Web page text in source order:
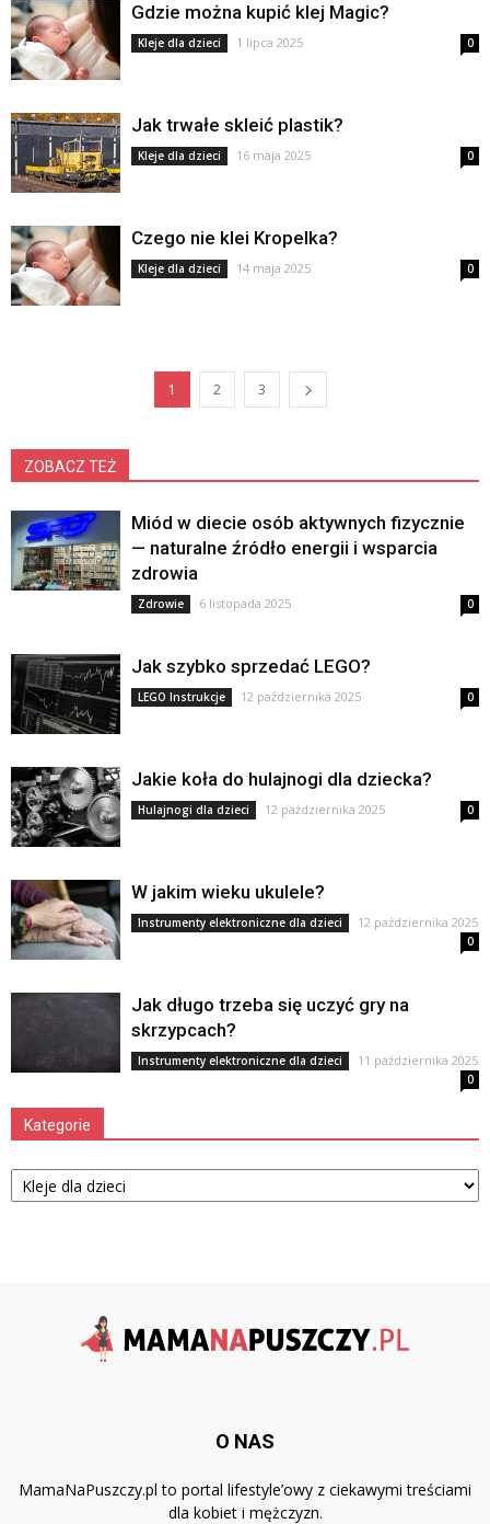
Gdzie można kupić klej Magic?
Kleje dla dzieci 1 lipca 2025 0
Jak trwałe skleić plastik?
Kleje dla dzieci 16 maja 2025 0
Czego nie klei Kropelka?
Kleje dla dzieci 14 maja 2025 0
1 2 3
ZOBACZ TEŻ
Miód w diecie osób aktywnych fizycznie
— naturalne źródło energii i wsparcia
zdrowia
Zdrowie 6 listopada 2025 0
Jak szybko sprzedać LEGO?
LEGO Instrukcje 12 października 2025 0
Jakie koła do hulajnogi dla dziecka?
Hulajnogi dla dzieci 12 października 2025 0
W jakim wieku ukulele?
Instrumenty elektroniczne dla dzieci 12 października 2025
0
Jak długo trzeba się uczyć gry na
skrzypcach?
Instrumenty elektroniczne dla dzieci 11 października 2025
0
Kategorie
Kategorie
O NAS
MamaNaPuszczy.pl to portal lifestyle’owy z ciekawymi treściami
dla kobiet i mężczyzn.